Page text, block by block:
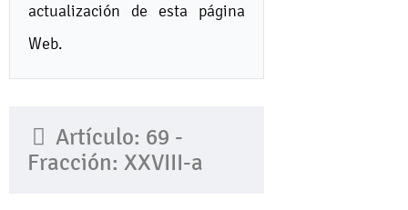
actualización de esta página
Web.
Artículo: 69 -
Fracción: XXVIII-a